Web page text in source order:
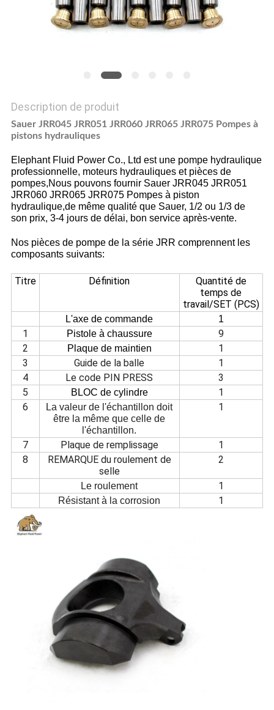
Description de produit
Sauer JRR045 JRR051 JRR060 JRR065 JRR075 Pompes à
pistons hydrauliques
Elephant Fluid Power Co., Ltd est une pompe hydraulique
professionnelle, moteurs hydrauliques et pièces de
pompes,Nous pouvons fournir Sauer JRR045 JRR051
JRR060 JRR065 JRR075 Pompes à piston
hydraulique,de même qualité que Sauer, 1/2 ou 1/3 de
son prix, 3-4 jours de délai, bon service après-vente.
Nos pièces de pompe de la série JRR comprennent les
composants suivants:
Titre Définition
Quantité de
temps de
travail/SET (PCS)
L'axe de commande 1
1 Pistole à chaussure
9
2
Plaque de maintien
1
3
Guide de la balle
1
4
Le code PIN PRESS
3
5
BLOC de cylindre
1
6
La valeur de l'échantillon doit
être la même que celle de
l'échantillon.
1
7 Plaque de remplissage
1
8
REMARQUE du roulement de
selle
2
Le roulement 1
Résistant à la corrosion 1